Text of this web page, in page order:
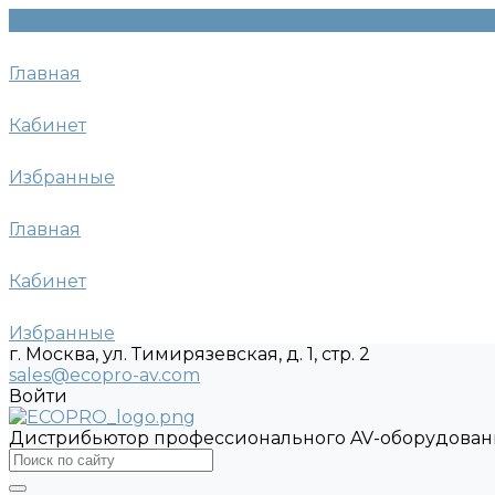
Главная
Кабинет
Избранные
Главная
Кабинет
Избранные
г. Москва, ул. Тимирязевская, д. 1, стр. 2
sales@ecopro-av.com
Войти
Дистрибьютор профессионального AV-